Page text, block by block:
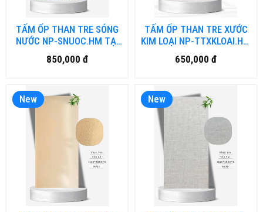
TẤM ỐP THAN TRE SÓNG
NƯỚC NP-SNUOC.HM TẠI
HỒ CHÍ MINH
850,000 đ
TẤM ỐP THAN TRE XƯỚC
KIM LOẠI NP-TTXKLOAI.HM
TẠI HỒ CHÍ MINH
650,000 đ
New New